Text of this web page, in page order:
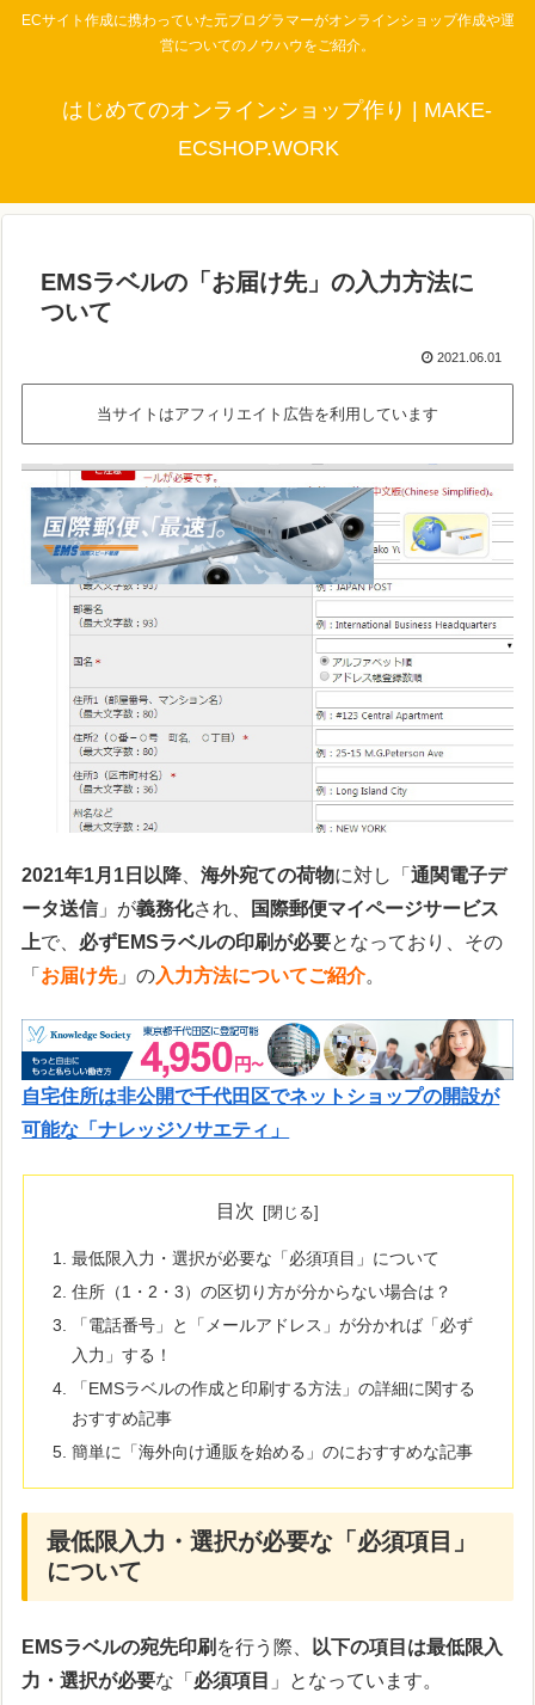
ECサイト作成に携わっていた元プログラマーがオンラインショップ作成や運
営についてのノウハウをご紹介。
はじめてのオンラインショップ作り | MAKE-
ECSHOP.WORK
EMSラベルの「お届け先」の入力方法に
ついて
2021.06.01
当サイトはアフィリエイト広告を利用しています
2021年1月1日以降 、海外宛ての荷物に対し「通関電子デ
ータ送信」が義務化され、
国際郵便マイページサービス
上で、 必ずEMSラベルの印刷が必要となっており、その
「 お届け先」の入力方法についてご紹介。
自宅住所は非公開で千代田区でネットショップの開設が
可能な「ナレッジソサエティ」
目次
最低限入力・選択が必要な「必須項目」について
住所（1・2・3）の区切り方が分からない場合は？
「電話番号」と「メールアドレス」が分かれば「必ず
入力」する！
「EMSラベルの作成と印刷する方法」の詳細に関する
おすすめ記事
簡単に「海外向け通販を始める」のにおすすめな記事
最低限入力・選択が必要な「必須項目」
について
EMSラベルの宛先印刷 を行う際、
以下の項目は最低限入
力・選択が必要な「 必須項目 」となっています。